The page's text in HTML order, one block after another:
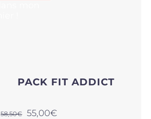
PACK FIT ADDICT
58,50€
Le
55,00€Le